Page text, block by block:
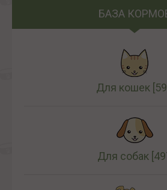
БАЗА
Для кошек
Для собак